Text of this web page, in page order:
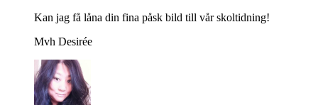
Kan jag få låna din fina påsk bild till vår skoltidning!
Mvh Desirée